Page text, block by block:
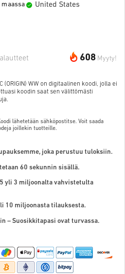
maassa United States
608 Myyty!
(ORIGIN) WW on digitaalinen koodi, jolla ei
koodin saat sen välittömästi
lähetetään sähköpostitse. Voit saada
joillekin tuotteille.
joka perustuu tuloksiin.
60 sekunnin sisällä.
yli 3 miljoonalta vahvistetulta
10 miljoonasta tilauksesta.
– Suosikkitapasi ovat turvassa.